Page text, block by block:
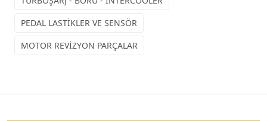
PEDAL LASTİKLER VE SENSÖR
MOTOR REVİZYON PARÇALAR